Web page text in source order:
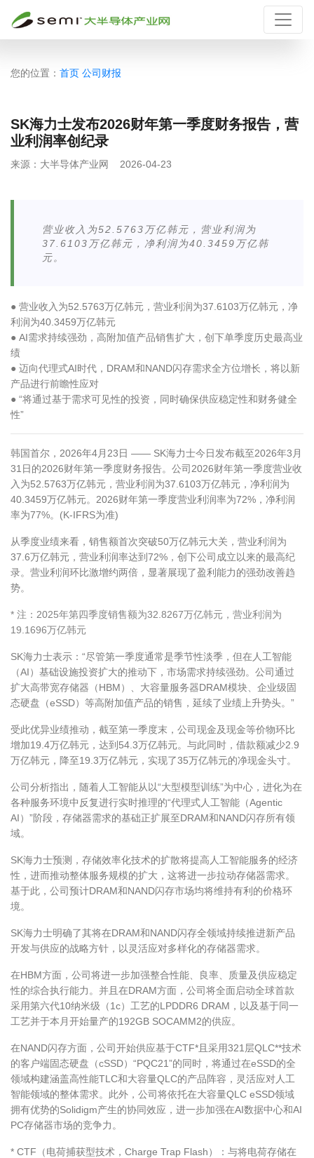
您的位置： 首页 公司财报
SK海力士发布2026财年第一季度财务报告，营
业利润率创纪录
来源： 大半导体产业网 2026-04-23
营业收入为52.5763万亿韩元，营业利润为
37.6103万亿韩元，净利润为40.3459万亿韩
元。
● 营业收入为52.5763万亿韩元，营业利润为37.6103万亿韩元，净
利润为40.3459万亿韩元
● AI需求持续强劲，高附加值产品销售扩大，创下单季度历史最高业
绩
● 迈向代理式AI时代，DRAM和NAND闪存需求全方位增长，将以新
产品进行前瞻性应对
● “将通过基于需求可见性的投资，同时确保供应稳定性和财务健全
性”
韩国首尔，2026年4月23日 —— SK海力士今日发布截至2026年3月
31日的2026财年第一季度财务报告。公司2026财年第一季度营业收
入为52.5763万亿韩元，营业利润为37.6103万亿韩元，净利润为
40.3459万亿韩元。2026财年第一季度营业利润率为72%，净利润
率为77%。(K-IFRS为准)
从季度业绩来看，销售额首次突破50万亿韩元大关，营业利润为
37.6万亿韩元，营业利润率达到72%，创下公司成立以来的最高纪
录。营业利润环比激增约两倍，显著展现了盈利能力的强劲改善趋
势。
* 注：2025年第四季度销售额为32.8267万亿韩元，营业利润为
19.1696万亿韩元
SK海力士表示：“尽管第一季度通常是季节性淡季，但在人工智能
（AI）基础设施投资扩大的推动下，市场需求持续强劲。公司通过
扩大高带宽存储器（HBM）、大容量服务器DRAM模块、企业级固
态硬盘（eSSD）等高附加值产品的销售，延续了业绩上升势头。”
受此优异业绩推动，截至第一季度末，公司现金及现金等价物环比
增加19.4万亿韩元，达到54.3万亿韩元。与此同时，借款额减少2.9
万亿韩元，降至19.3万亿韩元，实现了35万亿韩元的净现金头寸。
公司分析指出，随着人工智能从以“大型模型训练”为中心，进化为在
各种服务环境中反复进行实时推理的“代理式人工智能（Agentic
AI）”阶段，存储器需求的基础正扩展至DRAM和NAND闪存所有领
域。
SK海力士预测，存储效率化技术的扩散将提高人工智能服务的经济
性，进而推动整体服务规模的扩大，这将进一步拉动存储器需求。
基于此，公司预计DRAM和NAND闪存市场均将维持有利的价格环
境。
SK海力士明确了其将在DRAM和NAND闪存全领域持续推进新产品
开发与供应的战略方针，以灵活应对多样化的存储器需求。
在HBM方面，公司将进一步加强整合性能、良率、质量及供应稳定
性的综合执行能力。并且在DRAM方面，公司将全面启动全球首款
采用第六代10纳米级（1c）工艺的LPDDR6 DRAM，以及基于同一
工艺并于本月开始量产的192GB SOCAMM2的供应。
在NAND闪存方面，公司开始供应基于CTF*且采用321层QLC**技术
的客户端固态硬盘（cSSD）“PQC21”的同时，将通过在eSSD的全
领域构建涵盖高性能TLC和大容量QLC的产品阵容，灵活应对人工
智能领域的整体需求。此外，公司将依托在大容量QLC eSSD领域
拥有优势的Solidigm产生的协同效应，进一步加强在AI数据中心和AI
PC存储器市场的竞争力。
* CTF（电荷捕获型技术，Charge Trap Flash）：与将电荷存储在